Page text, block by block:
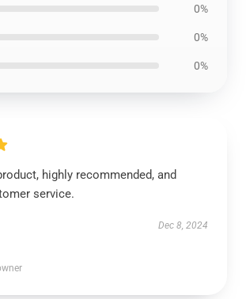
0%
0%
0%
highly recommended, and
service.
Dec 8, 2024